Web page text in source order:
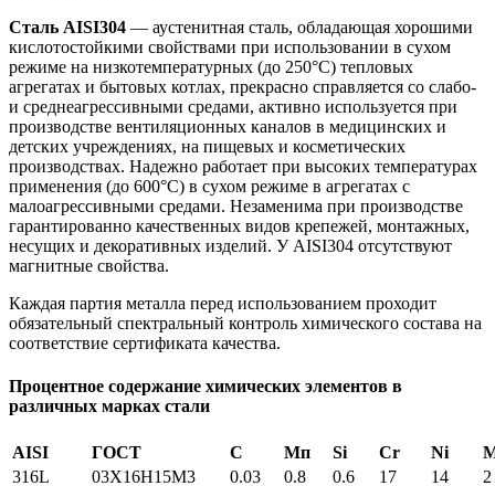
Сталь AISI304 — аустенитная сталь, обладающая хорошими
кислотостойкими свойствами при использовании в сухом
режиме на низкотемпературных (до 250°С) тепловых
агрегатах и бытовых котлах, прекрасно справляется со слабо-
и среднеагрессивными средами, активно используется при
производстве вентиляционных каналов в медицинских и
детских учреждениях, на пищевых и косметических
производствах. Надежно работает при высоких температурах
применения (до 600°С) в сухом режиме в агрегатах с
малоагрессивными средами. Незаменима при производстве
гарантированно качественных видов крепежей, монтажных,
несущих и декоративных изделий. У AISI304 отсутствуют
магнитные свойства.
Каждая партия металла перед использованием проходит
обязательный спектральный контроль химического состава на
соответствие сертификата качества.
Процентное содержание химических элементов в
различных марках стали
AISI ГОСТ С Мп Si Cr Ni
316L
03X16H15M3 0.03 0.8 0.6 17 14 2